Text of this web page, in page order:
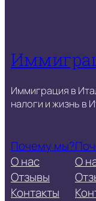
Иммиграция в
налоги и жизнь в
Почему мы?
О нас
Отзывы
Контакты
О